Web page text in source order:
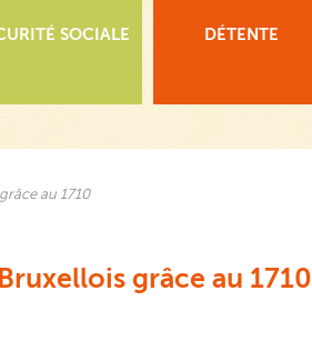
SOCIALE DÉTENTE
au 1710
grâce au 1710